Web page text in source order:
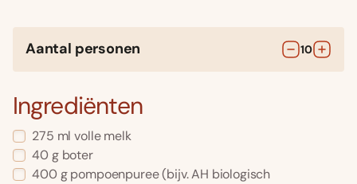
Aantal personen 10
Ingrediënten
275 ml volle melk
40 g boter
400 g pompoenpuree(bijv. AH biologisch